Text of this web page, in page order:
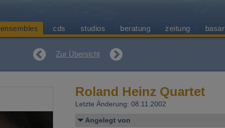
ensembles cds studios beratung zeitung basar
Zur Übersicht
Roland Heinz Quartet
Letzte Änderung: 08.11.2002
Angelegt von